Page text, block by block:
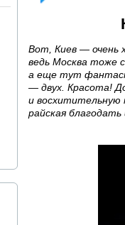
Вот, Киев — очень
ведь Москва тоже
а еще тут
— двух. Красота!
и восхитительную
райская